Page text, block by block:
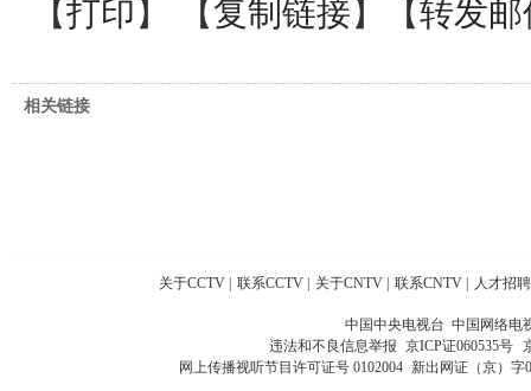
【打印】 【复制链接】【转发邮
相关链接
关于CCTV | 联系CCTV | 关于CNTV | 联系CNTV | 人才招聘
中国中央电视台 中国网络电
违法和不良信息举报 京ICP证060535号
网上传播视听节目许可证号 0102004 新出网证（京）